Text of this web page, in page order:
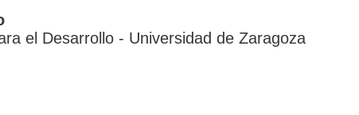
el Desarrollo - Universidad de Zaragoza